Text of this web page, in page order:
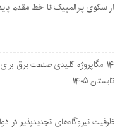
از سکوی پارالمپیک تا خط مقدم
۱۴ مگاپروژه‌ کلیدی صنعت برق
تابستان ۱۴۰۵
ظرفیت نیروگاه‌های تجدیدپذیر در